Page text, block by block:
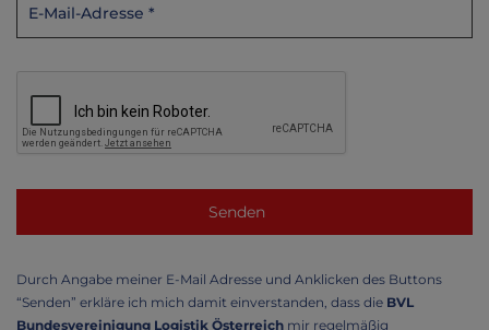
Durch Angabe meiner E-Mail Adresse und Anklicken des Buttons
“Senden” erkläre ich mich damit einverstanden, dass die BVL
Bundesvereinigung Logistik Österreich mir regelmäßig